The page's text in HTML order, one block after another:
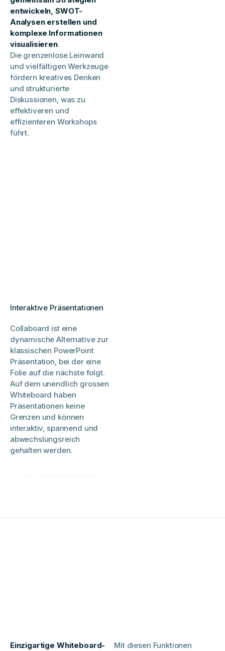
entwickeln, SWOT-
Analysen erstellen und
komplexe Informationen
visualisieren.
Die grenzenlose Leinwand
und vielfältigen Werkzeuge
fördern kreatives Denken
und strukturierte
Diskussionen, was zu
effektiveren und
effizienteren Workshops
führt.
Interaktive Präsentationen
Collaboard ist eine
dynamische Alternative zur
klassischen PowerPoint
Präsentation, bei der eine
Folie auf die nächste folgt.
Auf dem unendlich grossen
Whiteboard haben
Präsentationen keine
Grenzen und können
interaktiv, spannend und
abwechslungsreich
gehalten werden.
Einzigartige Whiteboard-
Mit diesen Funktionen